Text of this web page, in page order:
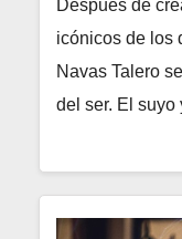
Después de
icónicos de los
Navas Talero
del ser. El